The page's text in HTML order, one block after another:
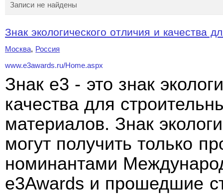
Записи не найдены
Знак экологического отличия и качества
Москва, Россия
www.e3awards.ru/Home.aspx
Знак e3 - это знак
качества для
материалов. Знак
могут получить только
номинантами
e3Awards и прошедшие